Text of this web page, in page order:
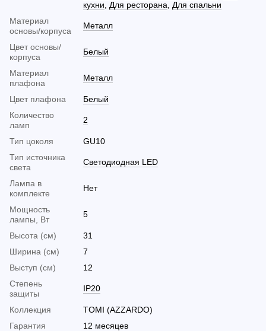
кухни
Для ресторана
Для спальни
Материал
основы/корпуса
Металл
Цвет основы/
корпуса
Белый
Материал
плафона
Металл
Цвет плафона
Белый
Количество
ламп
2
Тип цоколя
GU10
Тип источника
света
Светодиодная LED
Лампа в
комплекте
Нет
Мощность
лампы, Вт
5
Высота (см)
31
Ширина (см)
7
Выступ (см)
12
Cтепень
защиты
IP20
Коллекция
TOMI (AZZARDO)
Гарантия
12 месяцев